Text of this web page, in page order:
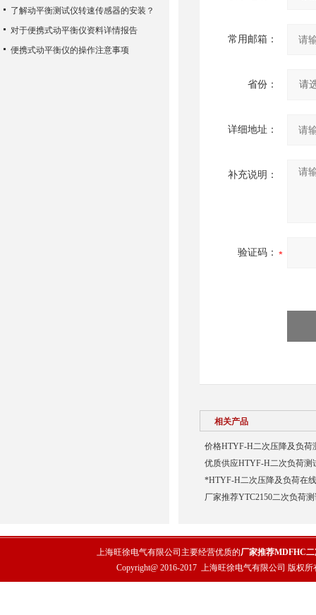
常用邮箱：
省份：
详细地址：
补充说明：
验证码：
相关产品
价格HTYF-H二次压降及负荷
优质供应HTYF-H二次负荷测
*HTYF-H二次压降及负荷在
厂家推荐YTC2150二次负荷
了解动平衡测试仪转速传感器的安装？
对于便携式动平衡仪资料详情报告
便携式动平衡仪的操作注意事项
上海旺徐电气有限公司主要经营优质的厂家推荐MDFHC
Copyright@ 2016-2017 上海旺徐电气有限公司 版权